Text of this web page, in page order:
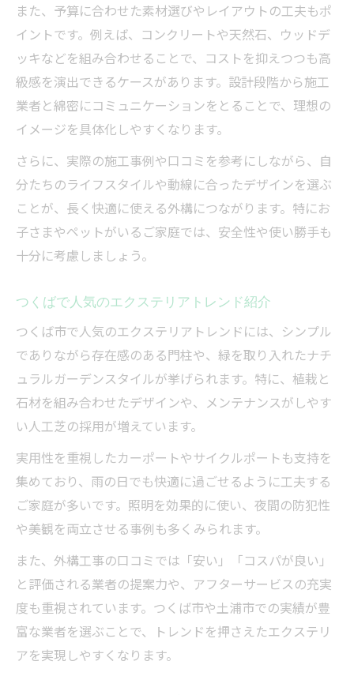
また、予算に合わせた素材選びやレイアウトの工夫もポ
イントです。例えば、コンクリートや天然石、ウッドデ
ッキなどを組み合わせることで、コストを抑えつつも高
級感を演出できるケースがあります。設計段階から施工
業者と綿密にコミュニケーションをとることで、理想の
イメージを具体化しやすくなります。
さらに、実際の施工事例や口コミを参考にしながら、自
分たちのライフスタイルや動線に合ったデザインを選ぶ
ことが、長く快適に使える外構につながります。特にお
子さまやペットがいるご家庭では、安全性や使い勝手も
十分に考慮しましょう。
つくばで人気のエクステリアトレンド紹介
つくば市で人気のエクステリアトレンドには、シンプル
でありながら存在感のある門柱や、緑を取り入れたナチ
ュラルガーデンスタイルが挙げられます。特に、植栽と
石材を組み合わせたデザインや、メンテナンスがしやす
い人工芝の採用が増えています。
実用性を重視したカーポートやサイクルポートも支持を
集めており、雨の日でも快適に過ごせるように工夫する
ご家庭が多いです。照明を効果的に使い、夜間の防犯性
や美観を両立させる事例も多くみられます。
また、外構工事の口コミでは「安い」「コスパが良い」
と評価される業者の提案力や、アフターサービスの充実
度も重視されています。つくば市や土浦市での実績が豊
富な業者を選ぶことで、トレンドを押さえたエクステリ
アを実現しやすくなります。